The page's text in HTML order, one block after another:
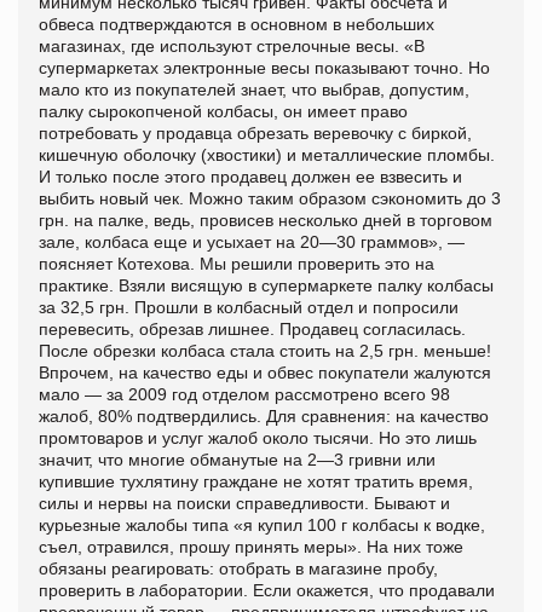
обвеса подтверждаются в основном в небольших
магазинах, где используют стрелочные весы. «В
супермаркетах электронные весы показывают точно. Но
мало кто из покупателей знает, что выбрав, допустим,
палку сырокопченой колбасы, он имеет право
потребовать у продавца обрезать веревочку с биркой,
кишечную оболочку (хвостики) и металлические пломбы.
И только после этого продавец должен ее взвесить и
выбить новый чек. Можно таким образом сэкономить до 3
грн. на палке, ведь, провисев несколько дней в торговом
зале, колбаса еще и усыхает на 20—30 граммов», —
поясняет Котехова. Мы решили проверить это на
практике. Взяли висящую в супермаркете палку колбасы
за 32,5 грн. Прошли в колбасный отдел и попросили
перевесить, обрезав лишнее. Продавец согласилась.
После обрезки колбаса стала стоить на 2,5 грн. меньше!
Впрочем, на качество еды и обвес покупатели жалуются
мало — за 2009 год отделом рассмотрено всего 98
жалоб, 80% подтвердились. Для сравнения: на качество
промтоваров и услуг жалоб около тысячи. Но это лишь
значит, что многие обманутые на 2—3 гривни или
купившие тухлятину граждане не хотят тратить время,
силы и нервы на поиски справедливости. Бывают и
курьезные жалобы типа «я купил 100 г колбасы к водке,
съел, отравился, прошу принять меры». На них тоже
обязаны реагировать: отобрать в магазине пробу,
проверить в лаборатории. Если окажется, что продавали